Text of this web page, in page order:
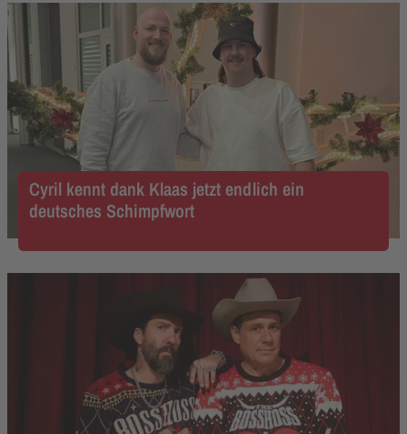
Cyril kennt dank Klaas jetzt endlich ein
deutsches Schimpfwort